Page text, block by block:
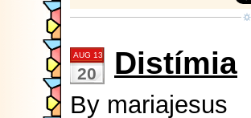
AUG 13
20 Distímia
By mariajesus